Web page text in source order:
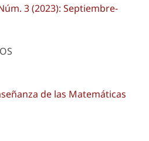
3 (2023): Septiembre-
de las Matemáticas